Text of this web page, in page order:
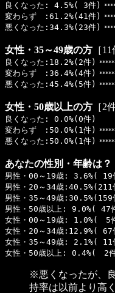
良くなった: 4.5%( 3件)
変わらず :61.2%(41件)
悪くなった:34.3%(23件)
女性・35～49歳の方 ［11
良くなった:18.2%(2件)
変わらず :36.4%(4件)
悪くなった:45.4%(5件)
女性・50歳以上の方 ［2
良くなった: 0.0%(0件)
変わらず :50.0%(1件)
悪くなった:50.0%(1件)
あなたの性別・年齢は？
男性・00～19歳: 3.6%( 19
男性・20～34歳:40.5%(211
男性・35～49歳:30.5%(159
男性・50歳以上: 9.0%( 47
女性・00～19歳: 1.0%( 5
女性・20～34歳:12.9%( 67
女性・35～49歳: 2.1%( 11
女性・50歳以上: 0.4%( 2
※悪くなったが、
持率は以前より高